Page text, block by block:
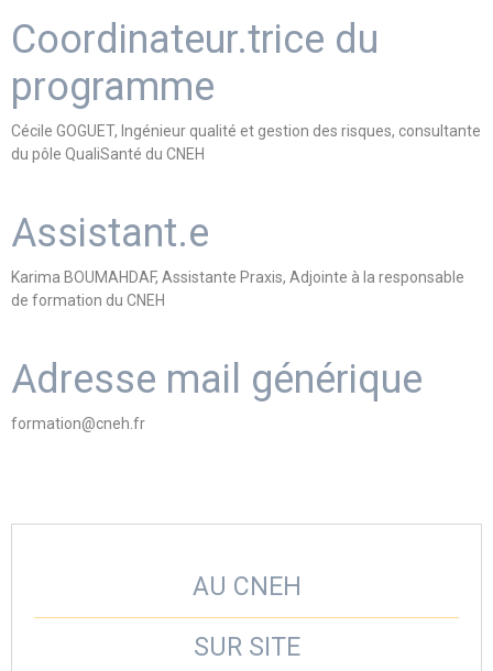
Coordinateur.trice du
programme
Cécile GOGUET, Ingénieur qualité et gestion des risques, consultante
du pôle QualiSanté du CNEH
Assistant.e
Karima BOUMAHDAF, Assistante Praxis, Adjointe à la responsable
de formation du CNEH
Adresse mail générique
formation@cneh.fr
AU CNEH
SUR SITE